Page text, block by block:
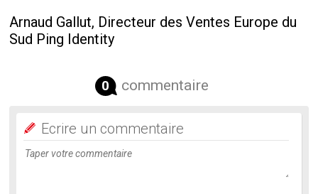
Arnaud Gallut, Directeur des Ventes Europe du
Sud Ping Identity
0 commentaire
Ecrire un commentaire